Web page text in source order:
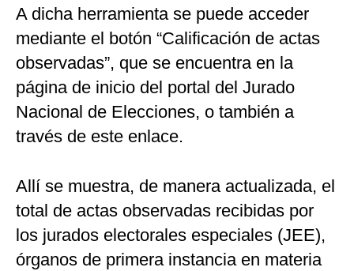
A dicha herramienta se puede acceder
mediante el botón “Calificación de actas
observadas”, que se encuentra en la
página de inicio del portal del Jurado
Nacional de Elecciones, o también a
través de este enlace.
Allí se muestra, de manera actualizada, el
total de actas observadas recibidas por
los jurados electorales especiales (JEE),
órganos de primera instancia en materia